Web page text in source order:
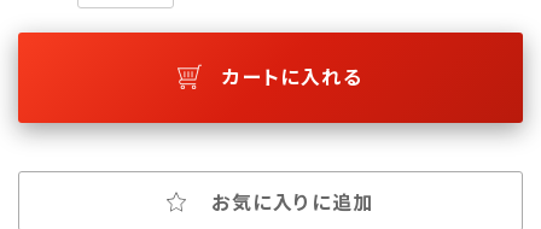
カートに入れる
お気に入りに追加